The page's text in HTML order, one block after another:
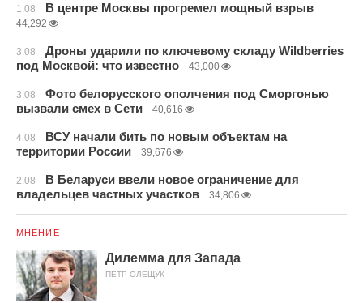
1.08 В центре Москвы прогремел мощный взрыв
44,292
3.08
Дроны ударили по ключевому складу Wildberries
под Москвой: что известно
43,000
3.08
Фото белорусского ополчения под Сморгонью
вызвали смех в Сети
40,616
4.08
ВСУ начали бить по новым объектам на
территории России
39,676
2.08
В Беларуси ввели новое ограничение для
владельцев частных участков
34,806
МНЕНИЕ
Дилемма для Запада
ПЕТР ОЛЕЩУК